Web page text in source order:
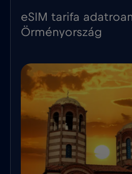
eSIM tarifa
Örményország